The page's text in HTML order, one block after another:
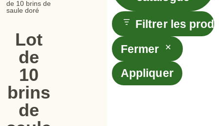
de 10 brins de
saule doré
Lot
de
10
brins
de
Filtrer les
Fermer
Appliquer